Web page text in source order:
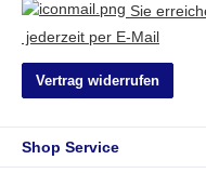
Sie
jederzeit per E-Mail
Vertrag widerrufen
Shop Service